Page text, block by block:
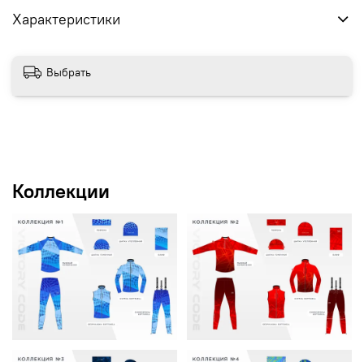
Характеристики
Выбрать
Коллекции